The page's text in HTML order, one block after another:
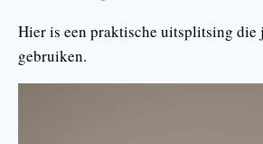
Hier is een praktische uitsplitsing die
gebruiken.